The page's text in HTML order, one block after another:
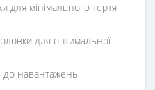
для мінімального тертя
для оптимальної
до навантажень.